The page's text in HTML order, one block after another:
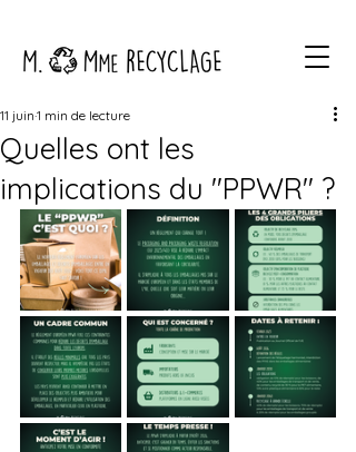
Quelles ont les
implications du "PPWR" ?
11 juin 1 min de lecture